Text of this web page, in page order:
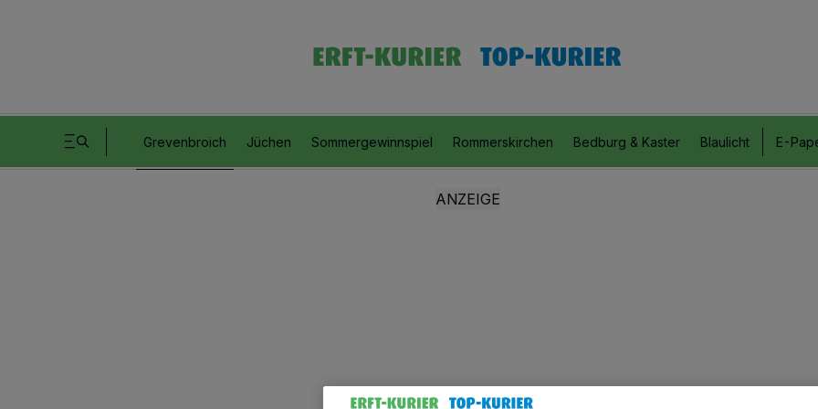
Grevenbroich Jüchen Sommergewinnspiel Rommerskirchen Bedburg & Kaster Blaulicht E-